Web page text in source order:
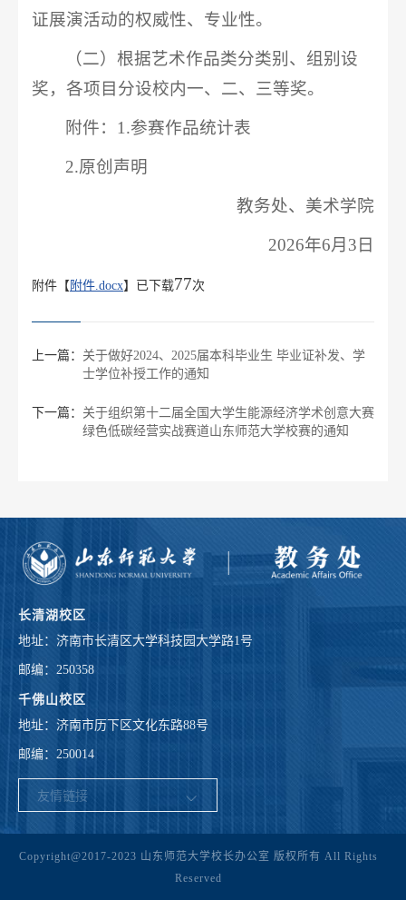
证展演活动的权威性、专业性。
（二）根据艺术作品类分类别、组别设
奖，各项目分设校内一、二、三等奖。
附件：1.参赛作品统计表
2.原创声明
教务处、美术学院
2026年6月3日
附件【附件.docx】已下载77次
上一篇： 关于做好2024、2025届本科毕业生 毕业证补发、学
士学位补授工作的通知
下一篇： 关于组织第十二届全国大学生能源经济学术创意大赛
绿色低碳经营实战赛道山东师范大学校赛的通知
长清湖校区
地址：济南市长清区大学科技园大学路1号
邮编：250358
千佛山校区
地址：济南市历下区文化东路88号
邮编：250014
Copyright@2017-2023 山东师范大学校长办公室 版权所有 All Rights
Reserved